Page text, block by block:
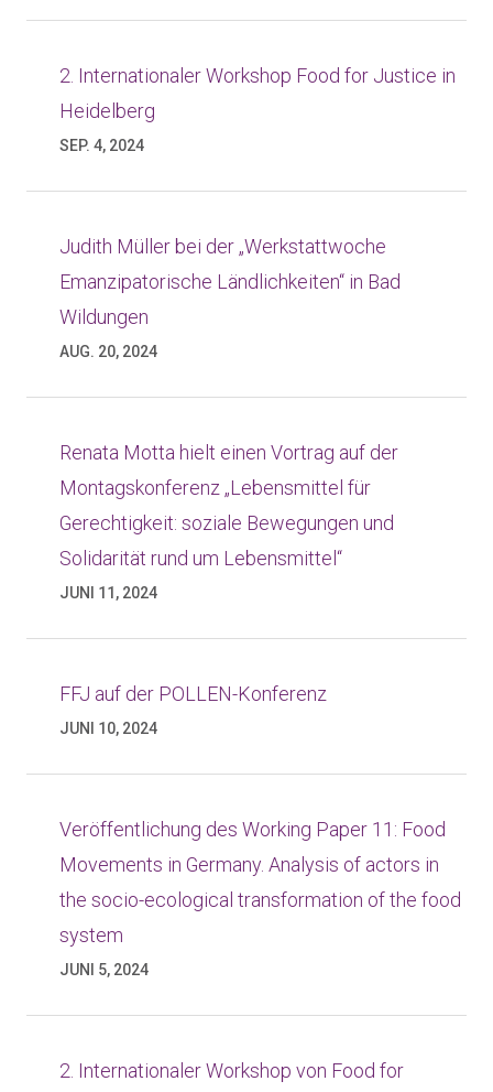
2. Internationaler Workshop Food for Justice in
Heidelberg
SEP. 4, 2024
Judith Müller bei der „Werkstattwoche
Emanzipatorische Ländlichkeiten“ in Bad
Wildungen
AUG. 20, 2024
Renata Motta hielt einen Vortrag auf der
Montagskonferenz „Lebensmittel für
Gerechtigkeit: soziale Bewegungen und
Solidarität rund um Lebensmittel“
JUNI 11, 2024
FFJ auf der POLLEN-Konferenz
JUNI 10, 2024
Veröffentlichung des Working Paper 11: Food
Movements in Germany. Analysis of actors in
the socio-ecological transformation of the food
system
JUNI 5, 2024
2. Internationaler Workshop von Food for